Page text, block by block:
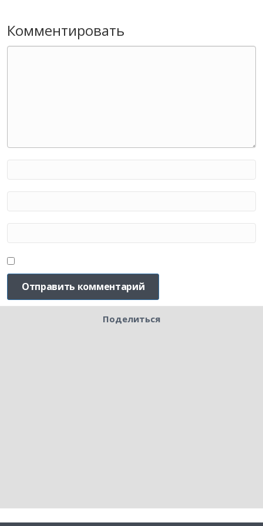
Комментировать
Поделиться